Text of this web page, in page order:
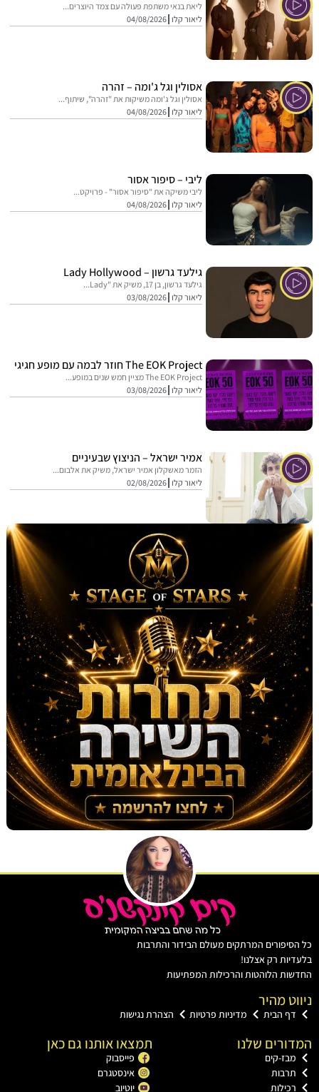
ליאת בנאי משתפת פעולה עם צמד היוצרים...
ליאור קלו 04/08/2026
אסולין וגל ג'ומה – זהרה
אסולין וגל ג'ומה משיקות את "זהרה", שיתוף...
ליאור קלו 04/08/2026
ליבי – סיפור אסור
ליבי משיקה את "סיפור אסור" - פרויקט...
ליאור קלו 04/08/2026
גילעד גרשון – Lady Hollywood
גילעד גרשון, בן 17, משיק את "Lady...
ליאור קלו 03/08/2026
The EOK Project חוזר לבמה עם מופע חגיגי
The EOK Project מציין חמש שנים במופע...
ליאור קלו 03/08/2026
אמיר ישראל – הניצוץ שבעיניים
הזמר מאשקלון אמיר ישראל, משיק את אלבום...
ליאור קלו 02/08/2026
המרתקים מעולם הבידור והתרבות
רק אצלנו!
הלוהטות והרכילות המפתיעות
מהיר
הבית מדיניות פרטיות הצהרת נגישות
שלנו
קים
תמצאו אותנו גם כאן
פייסבוק
אינסטגרם
יוטיוב